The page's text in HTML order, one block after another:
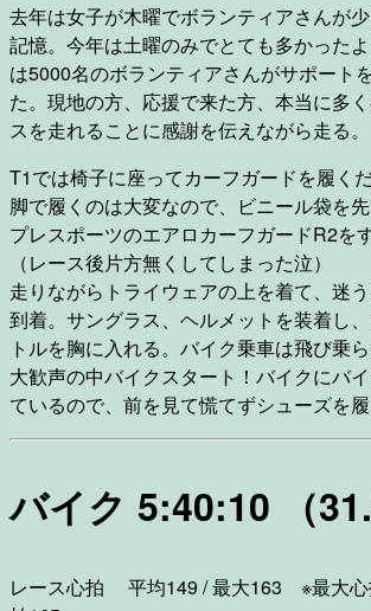
去年は女子が木曜でボランティアさんが
記憶。今年は土曜のみでとても多かった
は5000名のボランティアさんがサポート
た。現地の方、応援で来た方、本当に多
スを走れることに感謝を伝えながら走る。
T1では椅子に座ってカーフガードを履く
脚で履くのは大変なので、ビニール袋を
プレスポーツのエアロカーフガードR2を
（レース後片方無くしてしまった泣）
走りながらトライウェアの上を着て、迷
到着。サングラス、ヘルメットを装着し
トルを胸に入れる。バイク乗車は飛び乗ら
大歓声の中バイクスタート！バイクにバ
ているので、前を見て慌てずシューズを履
バイク 5:40:10 （
レース心拍 平均149 / 最大163 ※最大心